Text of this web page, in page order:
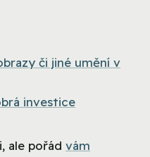
či jiné umění v
investice
ale pořád vám